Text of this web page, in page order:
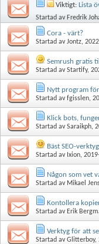
Viktigt: Lista
Startad av Fredrik
Cora - värt?
Startad avJontz,
Semrush gratis
Startad avStartify,
Nytt program
Startad avfgisslen,
Klick bots,
Startad avSaraikph,
Bäst SEO-
Startad av Ixion,
Någon som vet
Startad av Mikael
Kontollera
Startad av Erik
Verktyg för att
Startad avGlitterboy,